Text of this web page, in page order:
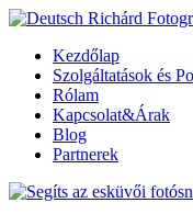
Kezdőlap
Szolgáltatások és
Rólam
Kapcsolat&Árak
Blog
Partnerek